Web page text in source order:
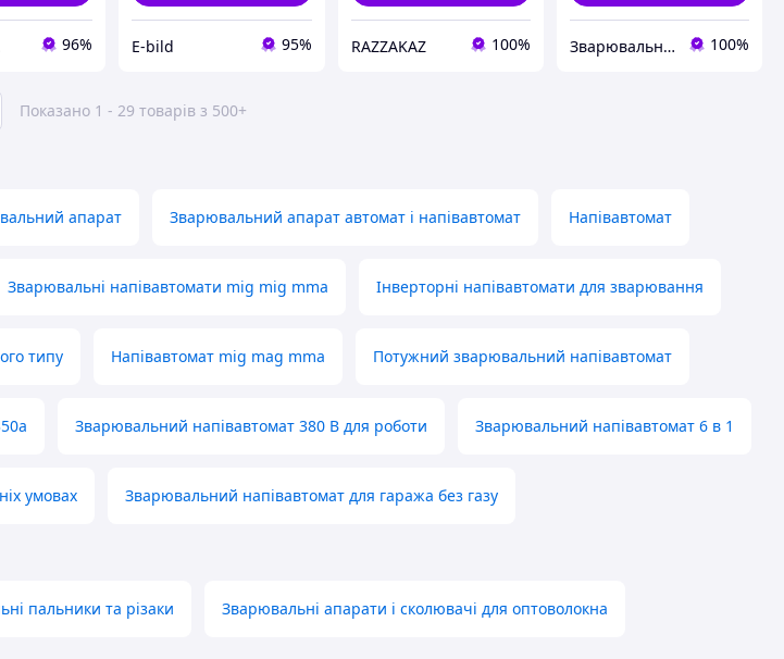
96% E-bild 95% RAZZAKAZ 100% Зварювальне обладнання та комплектуючі Welds 100%
Показано 1 - 29 товарів з 500+
апарат Зварювальний апарат автомат і напівавтомат Напівавтомат
Зварювальні напівавтомати mig mig mma Інверторні напівавтомати для зварювання
типу Напівавтомат mig mag mma Потужний зварювальний напівавтомат
Зварювальний напівавтомат 380 В для роботи Зварювальний напівавтомат 6 в 1
умовах Зварювальний напівавтомат для гаража без газу
пальники та різаки Зварювальні апарати і сколювачі для оптоволокна